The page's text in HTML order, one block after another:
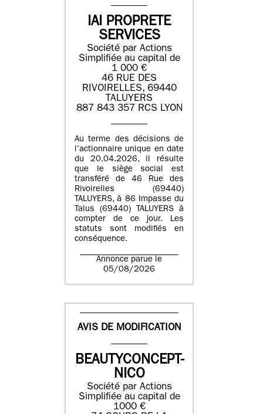
IAI PROPRETE
SERVICES
Société par Actions
Simplifiée au capital de
1 000 €
46 RUE DES
RIVOIRELLES, 69440
TALUYERS
887 843 357 RCS LYON
Au terme des décisions de
l’actionnaire unique en date
du 20.04.2026, il résulte
que le siège social est
transféré de 46 Rue des
Rivoirelles (69440)
TALUYERS, à 86 Impasse du
Talus (69440) TALUYERS à
compter de ce jour. Les
statuts sont modifiés en
conséquence.
Annonce parue le
05/08/2026
AVIS DE MODIFICATION
BEAUTYCONCEPT-
NICO
Société par Actions
Simplifiée au capital de
1000 €